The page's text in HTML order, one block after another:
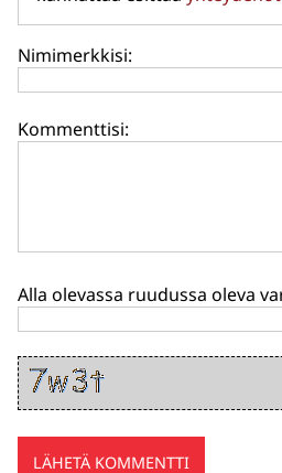
Nimimerkkisi:
Kommenttisi:
Alla olevassa ruudussa oleva